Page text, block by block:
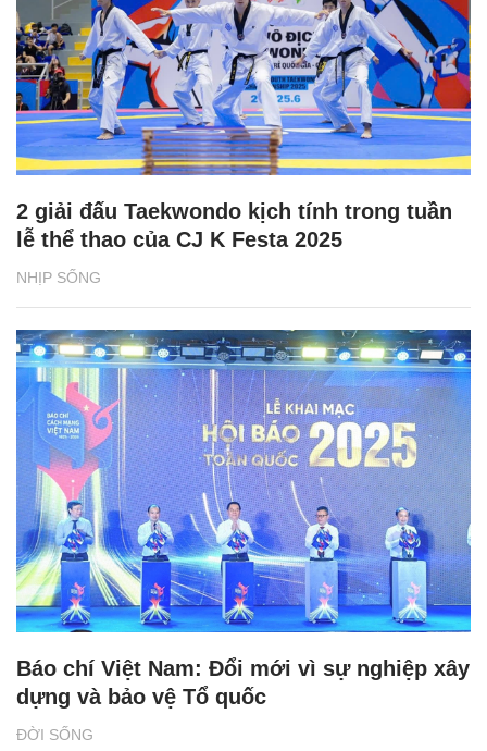
NHỊP SỐNG
2 giải đấu Taekwondo kịch tính trong tuần
lễ thể thao của CJ K Festa 2025
ĐỜI SỐNG
Báo chí Việt Nam: Đổi mới vì sự nghiệp xây
dựng và bảo vệ Tổ quốc